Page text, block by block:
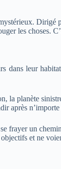
Dirigé
les choses.
dans leur
la planète
après
frayer un
et ne